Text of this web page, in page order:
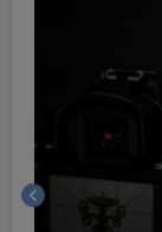
chevron_left